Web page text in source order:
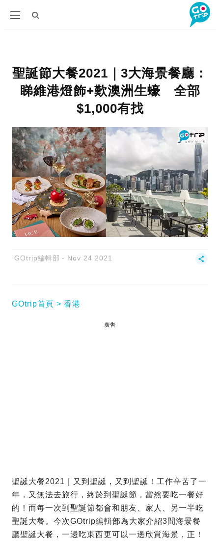
聖誕節大餐2021｜3大海景餐廳：
睇維港燈飾+歎澳洲生蠔 全部
$1,000有找
GOtrip編輯部 Nov 24 2021
GOtrip首頁 香港
廣告
聖誕大餐2021｜又到聖誕，又到聖誕！工作辛苦了一
年，又無法去旅行，終於到聖誕節，當然要吃一餐好
的！而每一次到聖誕節都會和朋友、家人、另一半吃
聖誕大餐。今次GOtrip編輯部為大家介紹3間海景餐
廳聖誕大餐，一邊吃東西更可以一邊欣賞海景，正！